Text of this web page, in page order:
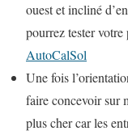
ouest et incliné
pourrez tester
AutoCalSol
Une fois
faire concevoir sur
plus cher car les